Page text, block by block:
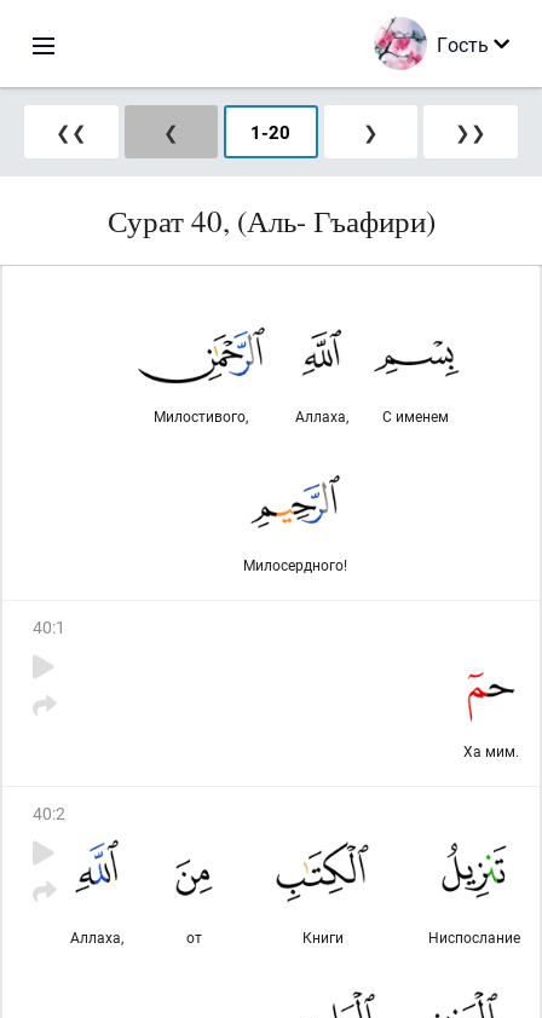
Гость
❮❮ ❮ 1-20 ❯ ❯❯
Сурат 40, (Аль- Гъафири)
С именем
Аллаха,
Милостивого,
Милосердного!
40:1
Ха мим.
40:2
Ниспослание
Книги
от
Аллаха,